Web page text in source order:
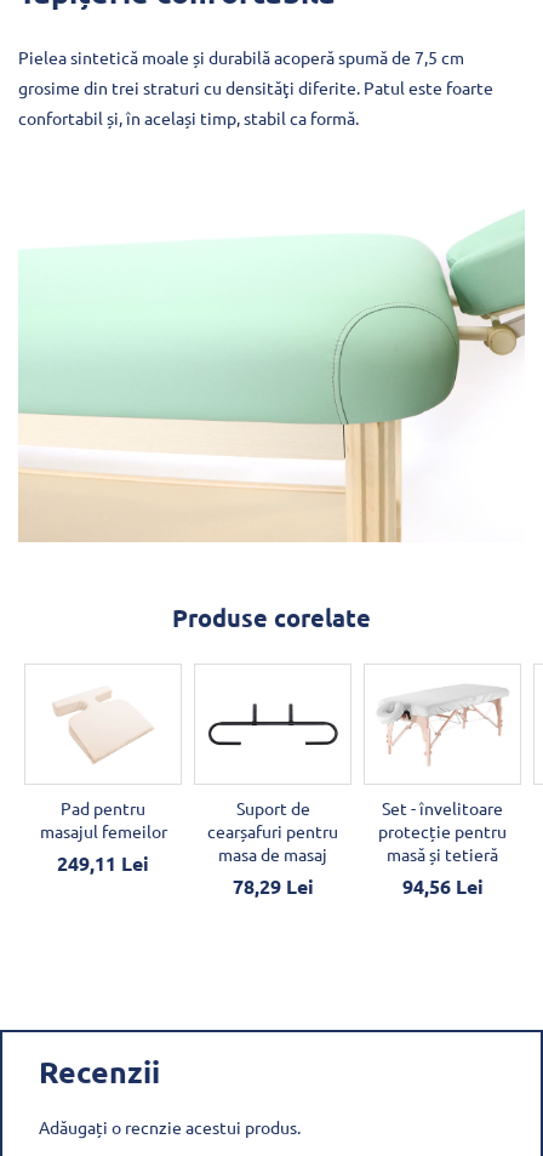
Pielea sintetică moale și durabilă acoperă spumă de 7,5 cm
grosime din trei straturi cu densităţi diferite. Patul este foarte
confortabil și, în același timp, stabil ca formă.
Produse corelate
Pad pentru
masajul femeilor
249,11 Lei
Suport de
cearșafuri pentru
masa de masaj
78,29 Lei
Set - învelitoare
protecție pentru
masă și tetieră
94,56 Lei
Recenzii
Adăugați o recnzie acestui produs.